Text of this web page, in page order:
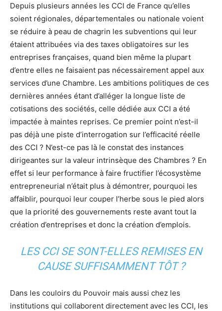
Depuis plusieurs années les CCI de France qu’elles
soient régionales, départementales ou nationale voient
se réduire à peau de chagrin les subventions qui leur
étaient attribuées via des taxes obligatoires sur les
entreprises françaises, quand bien même la plupart
d’entre elles ne faisaient pas nécessairement appel aux
services d’une Chambre. Les ambitions politiques de ces
dernières années étant d’alléger la longue liste de
cotisations des sociétés, celle dédiée aux CCI a été
impactée à maintes reprises. Ce premier point n’est-il
pas déjà une piste d’interrogation sur l’efficacité réelle
des CCI ? N’est-ce pas là le constat des instances
dirigeantes sur la valeur intrinsèque des Chambres ? En
effet si leur performance à faire fructifier l’écosystème
entrepreneurial n’était plus à démontrer, pourquoi les
affaiblir, pourquoi leur couper l’herbe sous le pied alors
que la priorité des gouvernements reste avant tout la
création d’entreprises et donc la création d’emplois.
LES CCI SE SONT-ELLES REMISES EN
CAUSE SUFFISAMMENT TÔT ?
Dans les couloirs du Pouvoir mais aussi chez les
institutions qui collaborent directement avec les CCI, les